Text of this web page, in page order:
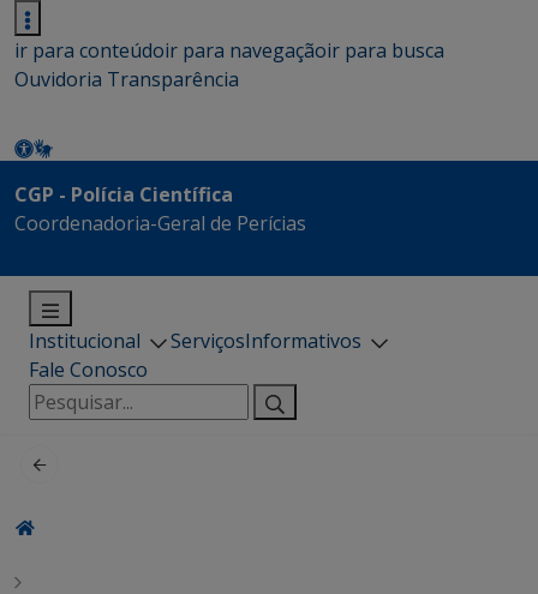
ir para conteúdoir para navegaçãoir para busca
Ouvidoria Transparência
CGP - Polícia Científica
Coordenadoria-Geral de Perícias
Institucional ServiçosInformativos
Fale Conosco
Pesquisar
por: